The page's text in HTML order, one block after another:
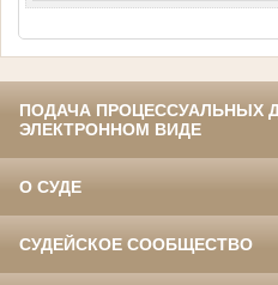
ПОДАЧА ПРОЦЕССУАЛЬНЫХ
ЭЛЕКТРОННОМ ВИДЕ
О СУДЕ
СУДЕЙСКОЕ СООБЩЕСТВО